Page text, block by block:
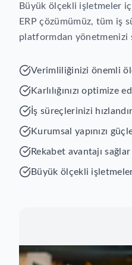
Büyük ölçekli işletmeler
ERP çözümümüz, tüm iş
platformdan yönetmenizi
Verimliliğinizi önemli
Karlılığınızı optimize
İş süreçlerinizi
Kurumsal yapınızı
Rekabet avantajı sağlar
Büyük ölçekli